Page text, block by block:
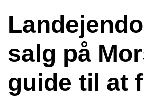
salg på
guide til at